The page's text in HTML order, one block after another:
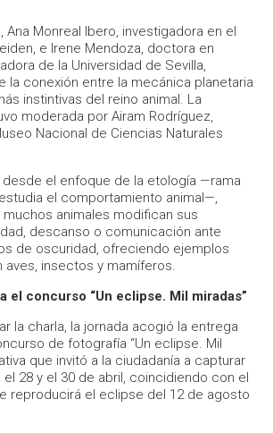
Ana Monreal Ibero, investigadora en el
e Irene Mendoza, doctora en
de la Universidad de Sevilla,
la conexión entre la mecánica planetaria
instintivas del reino animal. La
moderada por Airam Rodríguez,
Nacional de Ciencias Naturales
el enfoque de la etología —rama
el comportamiento animal—,
animales modifican sus
descanso o comunicación ante
de oscuridad, ofreciendo ejemplos
aves, insectos y mamíferos.
el concurso “Un eclipse. Mil miradas”
la charla, la jornada acogió la entrega
de fotografía “Un eclipse. Mil
que invitó a la ciudadanía a capturar
28 y el 30 de abril, coincidiendo con el
reproducirá el eclipse del 12 de agosto